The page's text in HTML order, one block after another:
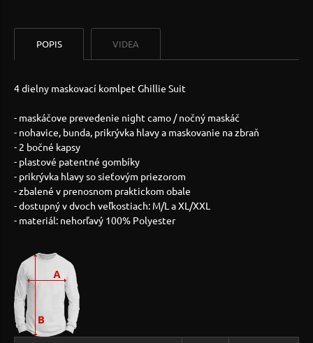
POPIS VIDEA
4 dielny maskovací komlpet Ghillie Suit
- maskáčove prevedenie night camo / nočný maskáč
- nohavice, bunda, prikrývka hlavy a maskovanie na zbraň
- 2 bočné kapsy
- plastové patentné gombíky
- prikrývka hlavy so sieťovým priezorom
- zbalené v prenosnom praktickom obale
- dostupný v dvoch veľkostiach: M/L a XL/XXL
- materiál: nehorľavý 100% Polyester